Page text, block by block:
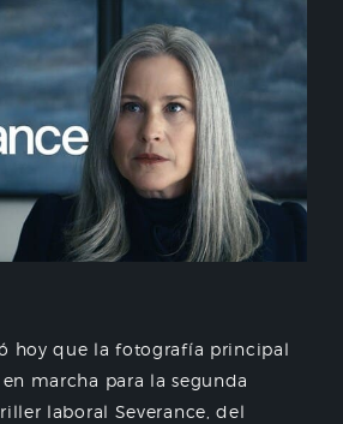
hoy que la fotografía principal
marcha para la segunda
laboral Severance, del